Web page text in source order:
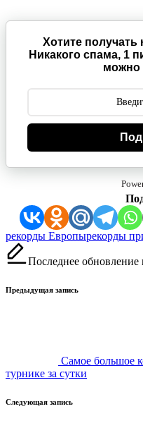
Хотите получать
Никакого спама, 1
можно
Метки:
рекорды Европырекорды
Последнее обновление
Навигация
Предыдущая запись
Самое большое
турнике за сутки
Следующая запись